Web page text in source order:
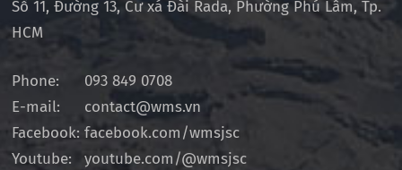
Số 11, Đường 13, Cư xá Đài Rada, Phường Phú Lâm, Tp.
HCM
Phone:
093 849 0708
E-mail:
contact@wms.vn
Facebook: facebook.com/wmsjsc
Youtube:
youtube.com/@wmsjsc